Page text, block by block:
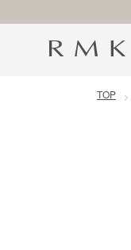
コンテンツに移動
TOP